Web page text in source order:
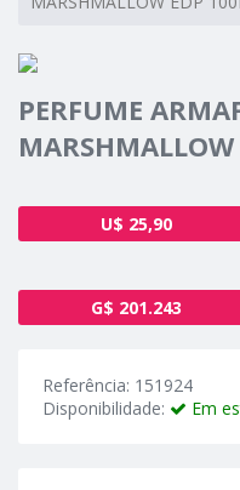
PERFUME
U$ 25,90
G$ 201.243
Referência: 151924
Disponibilidade:
Em